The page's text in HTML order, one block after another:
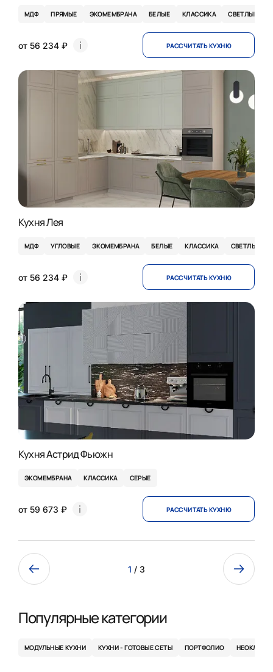
МДФ ПРЯМЫЕ ЭКОМЕМБРАНА БЕЛЫЕ КЛАССИКА СВЕТЛЫЕ
от 56 234 ₽ РАССЧИТАТЬ КУХНЮ
Кухня Лея
МДФ УГЛОВЫЕ ЭКОМЕМБРАНА БЕЛЫЕ КЛАССИКА СВЕТЛЫЕ
от 56 234 ₽ РАССЧИТАТЬ КУХНЮ
Кухня Астрид Фьюжн
ЭКОМЕМБРАНА КЛАССИКА СЕРЫЕ
от 59 673 ₽ РАССЧИТАТЬ КУХНЮ
1 / 3
Популярные категории
МОДУЛЬНЫЕ КУХНИ КУХНИ - ГОТОВЫЕ СЕТЫ ПОРТФОЛИО